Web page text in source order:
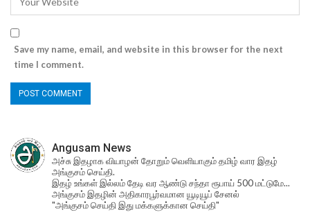
Save my name, email, and website in this browser for the next
time I comment.
Angusam News
அச்சு இதழாக வியாழன் தோறும் வெளியாகும் தமிழ் வார இதழ்
அங்குசம் செய்தி.
இதழ் உங்கள் இல்லம் தேடி வர ஆண்டு சந்தா ரூபாய் 500 மட்டுமே...
அங்குசம் இதழின் அதிகாரபூர்வமான யூடியூப் சேனல்
"அங்குசம் செய்தி இது மக்களுக்கான செய்தி"